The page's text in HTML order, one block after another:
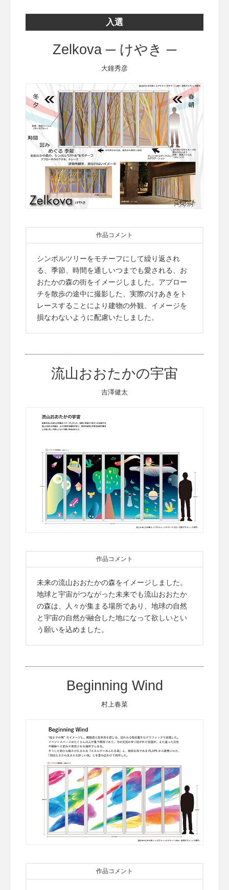
入選
Zelkova ─ けやき ─
大鐘秀彦
作品コメント
シンボルツリーをモチーフにして繰り返され
る、季節、時間を通しいつまでも愛される、お
おたかの森の街をイメージしました。アプロー
チを散歩の途中に撮影した、実際のけあきをト
レースすることにより建物の外観、イメージを
損なわないように配慮いたしました。
流山おおたかの宇宙
吉澤健太
作品コメント
未来の流山おおたかの森をイメージしました。
地球と宇宙がつながった未来でも流山おおたか
の森は、人々が集まる場所であり、地球の自然
と宇宙の自然が融合した地になって欲しいとい
う願いを込めました。
Beginning Wind
村上春菜
作品コメント